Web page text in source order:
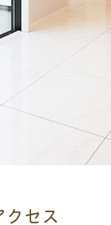
クセス